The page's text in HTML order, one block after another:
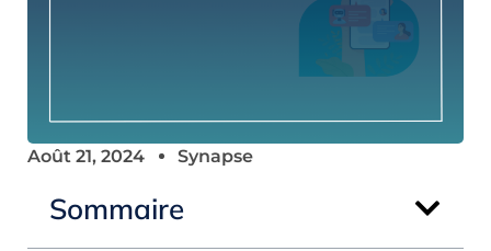
Août 21, 2024 Synapse
Sommaire